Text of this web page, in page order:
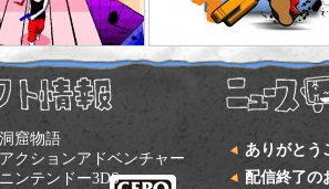
窟物語
クションアドベンチャー
ンテンドー3DS
ありがとう
配信終了の